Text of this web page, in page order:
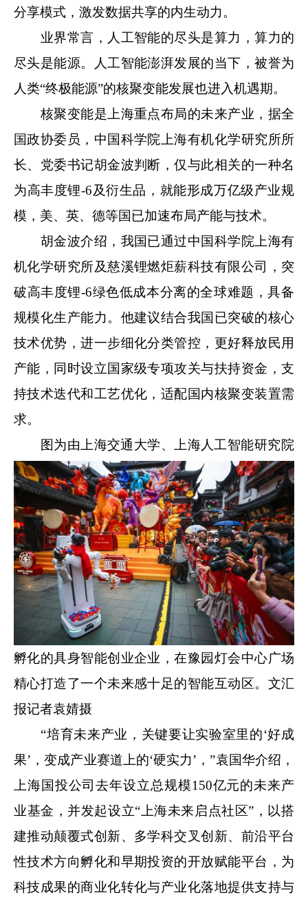
分享模式，激发数据共享的内生动力。
业界常言，人工智能的尽头是算力，算力的
尽头是能源。人工智能澎湃发展的当下，被誉为
人类“终极能源”的核聚变能发展也进入机遇期。
核聚变能是上海重点布局的未来产业，据全
国政协委员，中国科学院上海有机化学研究所所
长、党委书记胡金波判断，仅与此相关的一种名
为高丰度锂-6及衍生品，就能形成万亿级产业规
模，美、英、德等国已加速布局产能与技术。
胡金波介绍，我国已通过中国科学院上海有
机化学研究所及慈溪锂燃炬薪科技有限公司，突
破高丰度锂-6绿色低成本分离的全球难题，具备
规模化生产能力。他建议结合我国已突破的核心
技术优势，进一步细化分类管控，更好释放民用
产能，同时设立国家级专项攻关与扶持资金，支
持技术迭代和工艺优化，适配国内核聚变装置需
求。
图为由上海交通大学、上海人工智能研究院
孵化的具身智能创业企业，在豫园灯会中心广场
精心打造了一个未来感十足的智能互动区。文汇
报记者袁婧摄
“培育未来产业，关键要让实验室里的‘好成
果’，变成产业赛道上的‘硬实力’，”袁国华介绍，
上海国投公司去年设立总规模150亿元的未来产
业基金，并发起设立“上海未来启点社区”，以搭
建推动颠覆式创新、多学科交叉创新、前沿平台
性技术方向孵化和早期投资的开放赋能平台，为
科技成果的商业化转化与产业化落地提供支持与